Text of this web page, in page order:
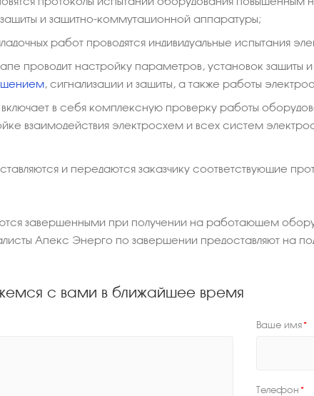
и защитно-коммутационной аппаратуры;
работ проводятся индивидуальные испытания
проводит настройку параметров, установок защиты
, сигнализации и защиты, а также работы
в себя комплексную проверку работы
взаимодействия электросхем и всех систем
и передаются заказчику соответствующие
завершенными при получении на работающем
Апекс Энерго по завершении предоставляют на
с вами в ближайшее время
Ваше имя*
Телефон *